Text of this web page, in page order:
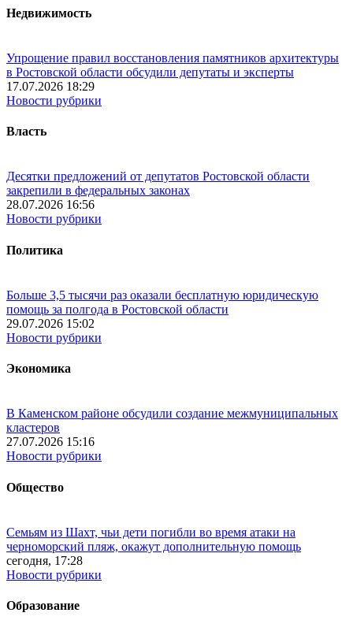
Недвижимость
Упрощение правил восстановления памятников архитектуры
в Ростовской области обсудили депутаты и эксперты
17.07.2026 18:29
Новости рубрики
Власть
Десятки предложений от депутатов Ростовской области
закрепили в федеральных законах
28.07.2026 16:56
Новости рубрики
Политика
Больше 3,5 тысячи раз оказали бесплатную юридическую
помощь за полгода в Ростовской области
29.07.2026 15:02
Новости рубрики
Экономика
В Каменском районе обсудили создание межмуниципальных
кластеров
27.07.2026 15:16
Новости рубрики
Общество
Семьям из Шахт, чьи дети погибли во время атаки на
черноморский пляж, окажут дополнительную помощь
сегодня, 17:28
Новости рубрики
Образование